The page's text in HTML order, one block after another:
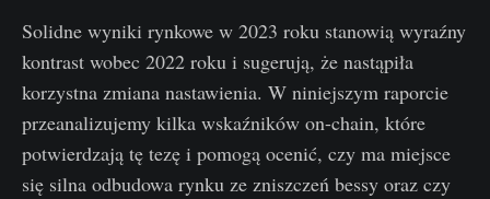
Solidne wyniki rynkowe w 2023 roku stanowią wyraźny
kontrast wobec 2022 roku i sugerują, że nastąpiła
korzystna zmiana nastawienia. W niniejszym raporcie
przeanalizujemy kilka wskaźników on-chain, które
potwierdzają tę tezę i pomogą ocenić, czy ma miejsce
się silna odbudowa rynku ze zniszczeń bessy oraz czy